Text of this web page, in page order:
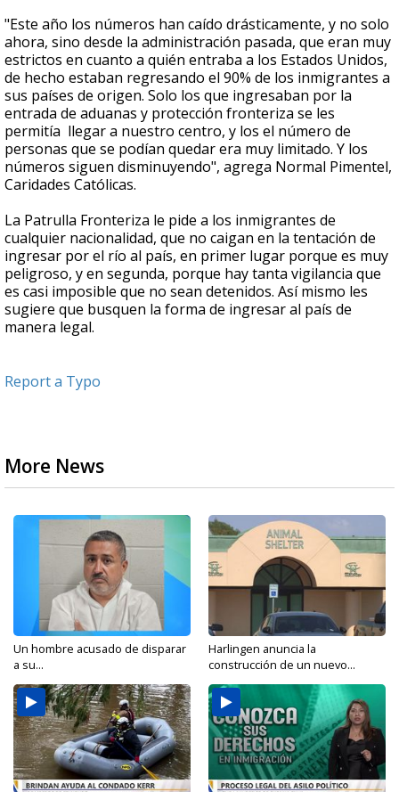
"Este año los números han caído drásticamente, y no solo
ahora, sino desde la administración pasada, que eran muy
estrictos en cuanto a quién entraba a los Estados Unidos,
de hecho estaban regresando el 90% de los inmigrantes a
sus países de origen. Solo los que ingresaban por la
entrada de aduanas y protección fronteriza se les
permitía llegar a nuestro centro, y los el número de
personas que se podían quedar era muy limitado. Y los
números siguen disminuyendo", agrega Normal Pimentel,
Caridades Católicas.
La Patrulla Fronteriza le pide a los inmigrantes de
cualquier nacionalidad, que no caigan en la tentación de
ingresar por el río al país, en primer lugar porque es muy
peligroso, y en segunda, porque hay tanta vigilancia que
es casi imposible que no sean detenidos. Así mismo les
sugiere que busquen la forma de ingresar al país de
manera legal.
Report a Typo
More News
Un hombre acusado de disparar
a su...
Harlingen anuncia la
construcción de un nuevo...